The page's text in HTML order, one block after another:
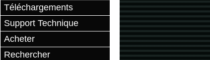
Téléchargements
Support Technique
Acheter
Rechercher